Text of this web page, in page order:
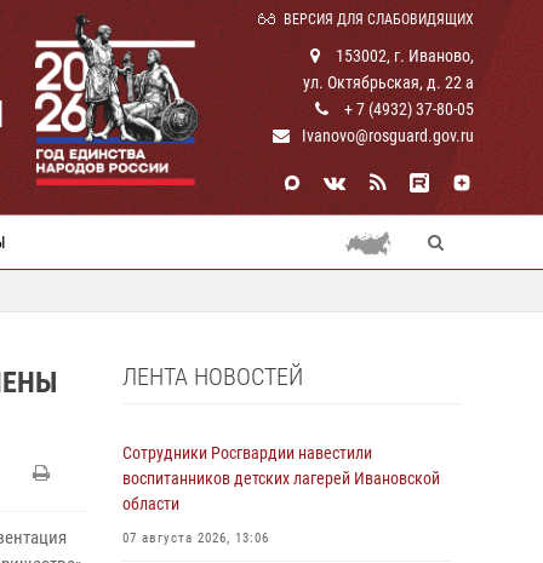
ВЕРСИЯ ДЛЯ СЛАБОВИДЯЩИХ
153002, г. Иваново,
ул. Октябрьская, д. 22 а
+ 7 (4932) 37-80-05
Ivanovo@rosguard.gov.ru
ЛЕНТА НОВОСТЕЙ
Сотрудники Росгвардии навестили
воспитанников детских лагерей Ивановской
области
07 августа 2026, 13:06